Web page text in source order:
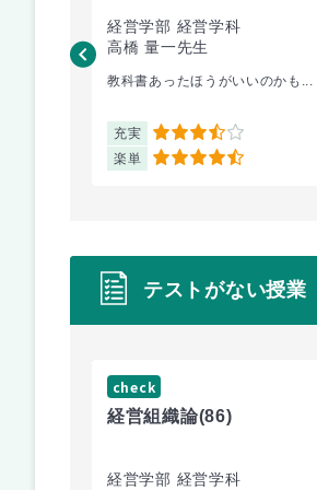
経営学部 経営学科
高橋 量一先生
教科書あったほうがいいのかも...
充実 3.5
楽単 4.5
テストがない授業
check
経営組織論(86)
経営学部 経営学科